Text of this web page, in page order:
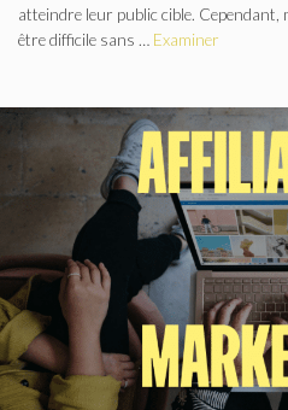
atteindre leur public cible. Cependant,
être difficile sans … Examiner